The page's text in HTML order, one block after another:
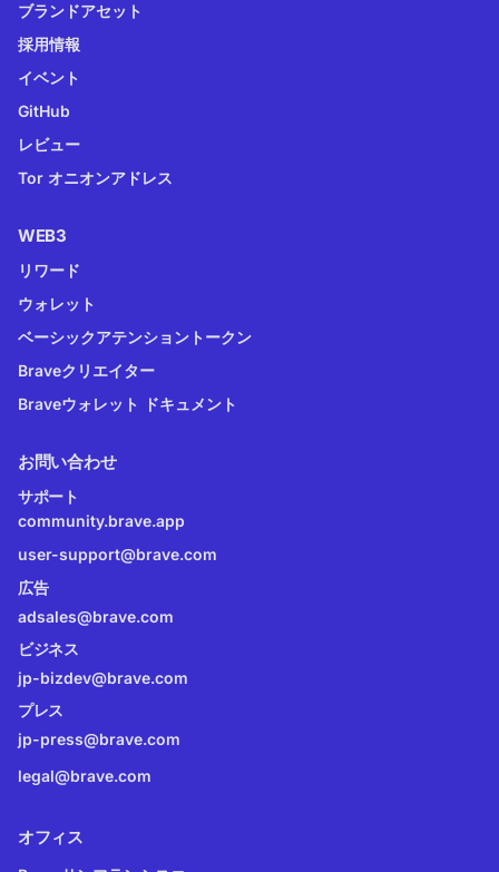
ブランドアセット
採用情報
イベント
GitHub
レビュー
Tor オニオンアドレス
WEB3
リワード
ウォレット
ベーシックアテンショントークン
Braveクリエイター
Braveウォレット ドキュメント
お問い合わせ
サポート
community.brave.app
user-support@brave.com
広告
adsales@brave.com
ビジネス
jp-bizdev@brave.com
プレス
jp-press@brave.com
legal@brave.com
オフィス